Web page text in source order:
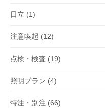
日立 (1)
注意喚起 (12)
点検・検査 (19)
照明プラン (4)
特注・別注 (66)